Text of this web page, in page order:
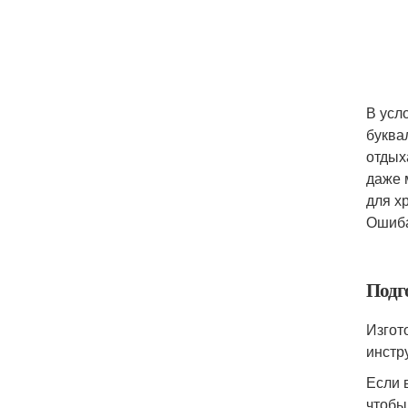
В
даже
для
Если